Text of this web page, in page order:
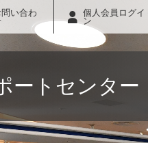
問い合わ
個人会員ログイ
ン
ートセンター